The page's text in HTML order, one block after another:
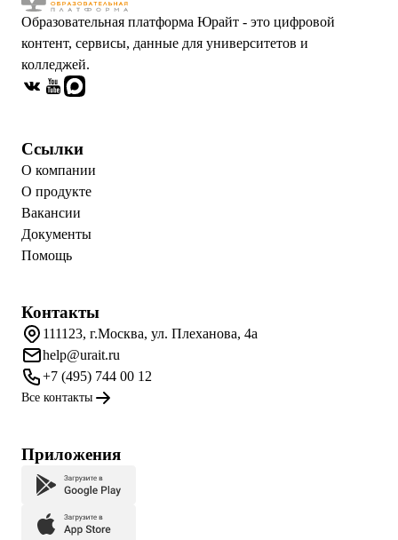
Образовательная платформа Юрайт - это цифровой
контент, сервисы, данные для университетов и
колледжей.
Ссылки
О компании
О продукте
Вакансии
Документы
Помощь
Контакты
111123, г.Москва, ул. Плеханова, 4а
help@urait.ru
+7 (495) 744 00 12
Все контакты
Приложения